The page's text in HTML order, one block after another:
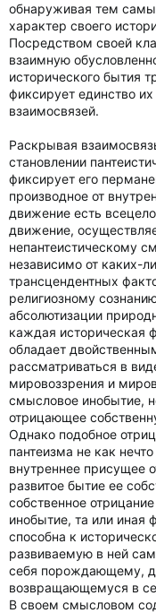
обнаруживая тем
характер своего
Посредством своей
взаимную
исторического бытия
фиксирует единство
взаимосвязей.
Раскрывая
становлении
фиксирует его
производное от
движение есть
движение,
непантеистическому
независимо от каких-
трансцендентных
религиозному
абсолютизации
каждая историческая
обладает
рассматриваться в
мировоззрения и
смысловое инобытие,
отрицающее
Однако подобное
пантеизма не как
внутреннее присущее
развитое бытие ее
собственное
инобытие, та или иная
способна к
развиваемую в ней
себя порождающему,
возвращающемуся в
В своем смысловом